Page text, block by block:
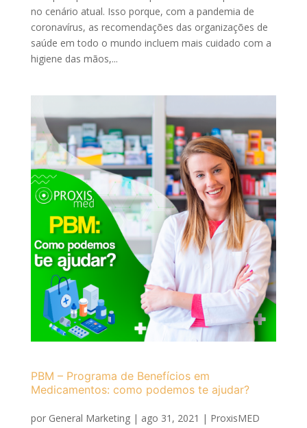
no cenário atual. Isso porque, com a pandemia de
coronavírus, as recomendações das organizações de
saúde em todo o mundo incluem mais cuidado com a
higiene das mãos,...
PBM – Programa de Benefícios em
Medicamentos: como podemos te ajudar?
por General Marketing| ago 31, 2021 | ProxisMED